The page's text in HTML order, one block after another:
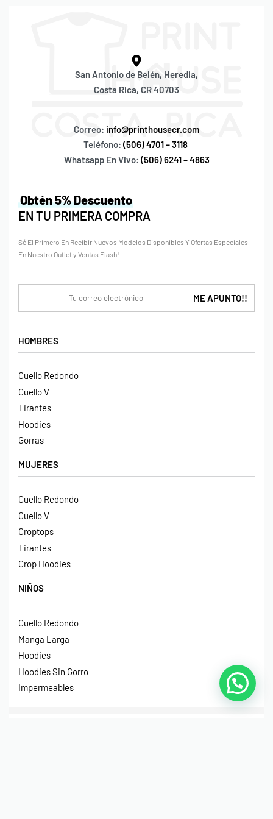
San Antonio de Belén, Heredia,
Costa Rica, CR 40703
Correo: info@printhousecr.com
Teléfono: (506) 4701 – 3118
Whatsapp En Vivo: (506) 6241 – 4863
HOMBRES
Cuello Redondo
Cuello V
Tirantes
Hoodies
Gorras
MUJERES
Cuello Redondo
Cuello V
Croptops
Tirantes
Crop Hoodies
NIÑOS
Cuello Redondo
Manga Larga
Hoodies
Hoodies Sin Gorro
Impermeables
Obtén 5% Descuento
EN TU PRIMERA COMPRA
Sé El Primero En Recibir Nuevos Modelos Disponibles Y Ofertas Especiales
En Nuestro Outlet y Ventas Flash!